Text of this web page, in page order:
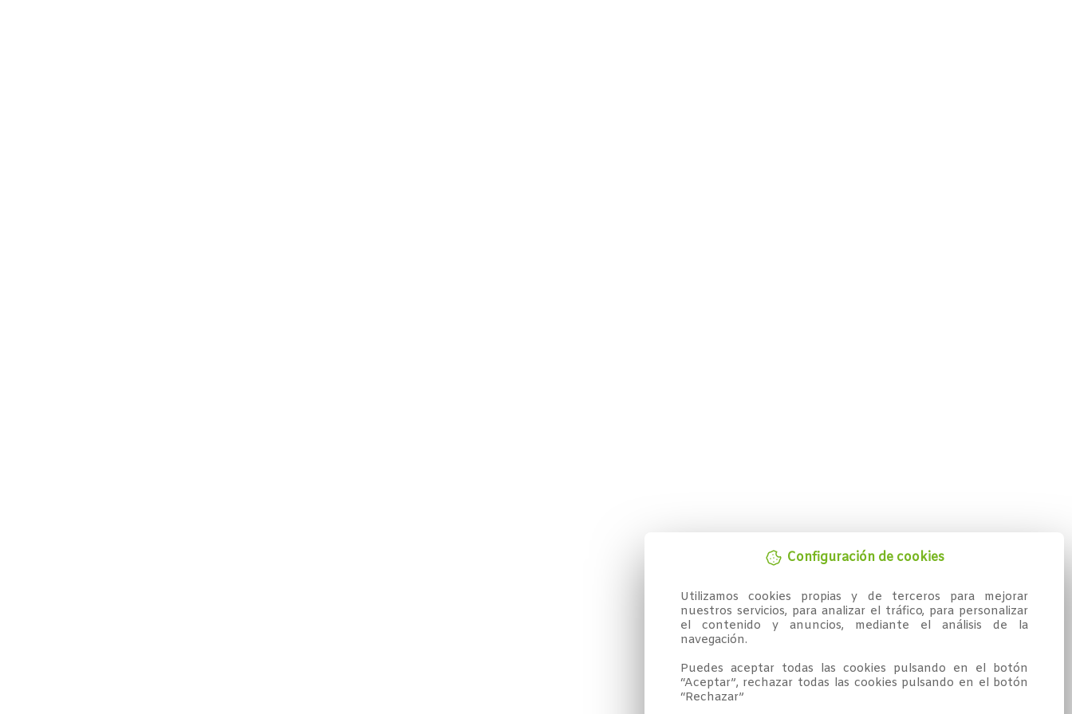
Configuración de cookies
Utilizamos cookies propias y de terceros para mejorar
nuestros servicios, para analizar el tráfico, para personalizar
el contenido y anuncios, mediante el análisis de la
navegación.
Puedes aceptar todas las cookies pulsando en el botón
“Aceptar”, rechazar todas las cookies pulsando en el botón
“Rechazar”